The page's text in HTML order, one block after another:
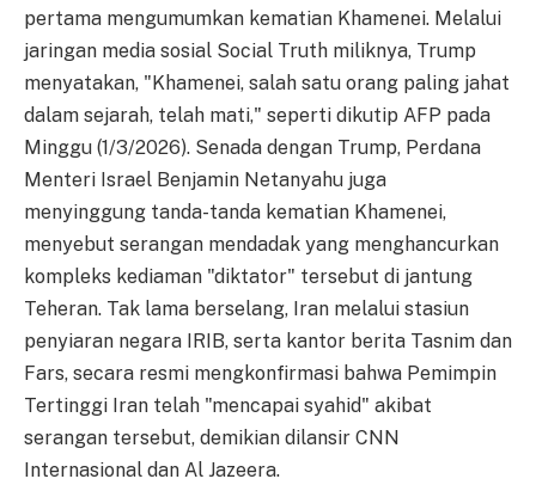
pertama mengumumkan kematian Khamenei. Melalui
jaringan media sosial Social Truth miliknya, Trump
menyatakan, "Khamenei, salah satu orang paling jahat
dalam sejarah, telah mati," seperti dikutip AFP pada
Minggu (1/3/2026). Senada dengan Trump, Perdana
Menteri Israel Benjamin Netanyahu juga
menyinggung tanda-tanda kematian Khamenei,
menyebut serangan mendadak yang menghancurkan
kompleks kediaman "diktator" tersebut di jantung
Teheran. Tak lama berselang, Iran melalui stasiun
penyiaran negara IRIB, serta kantor berita Tasnim dan
Fars, secara resmi mengkonfirmasi bahwa Pemimpin
Tertinggi Iran telah "mencapai syahid" akibat
serangan tersebut, demikian dilansir CNN
Internasional dan Al Jazeera.